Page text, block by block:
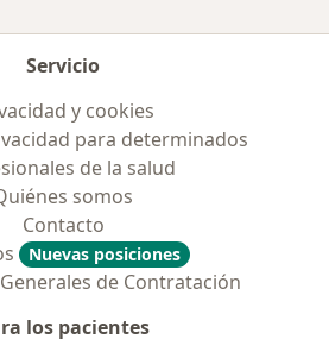
Servicio
y cookies
para determinados
de la salud
somos
Contacto
Nuevas posiciones
de Contratación
los pacientes